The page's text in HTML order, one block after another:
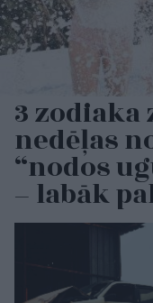
3 zodiaka
nedēļas
“nodos
– labāk